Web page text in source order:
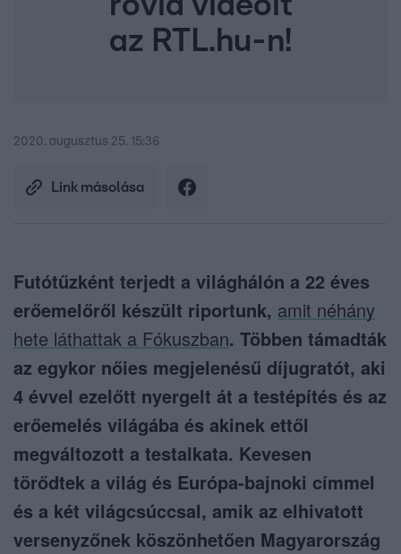
az RTL.hu-n!
2020. augusztus 25. 15:36
Link másolása
Futótűzként terjedt a világhálón a 22 éves
erőemelőről készült riportunk, amit néhány
hete láthattak a Fókuszban. Többen támadták
az egykor nőies megjelenésű díjugratót, aki
4 évvel ezelőtt nyergelt át a testépítés és az
erőemelés világába és akinek ettől
megváltozott a testalkata. Kevesen
törődtek a világ és Európa-bajnoki címmel
és a két világcsúccsal, amik az elhivatott
versenyzőnek köszönhetően Magyarország